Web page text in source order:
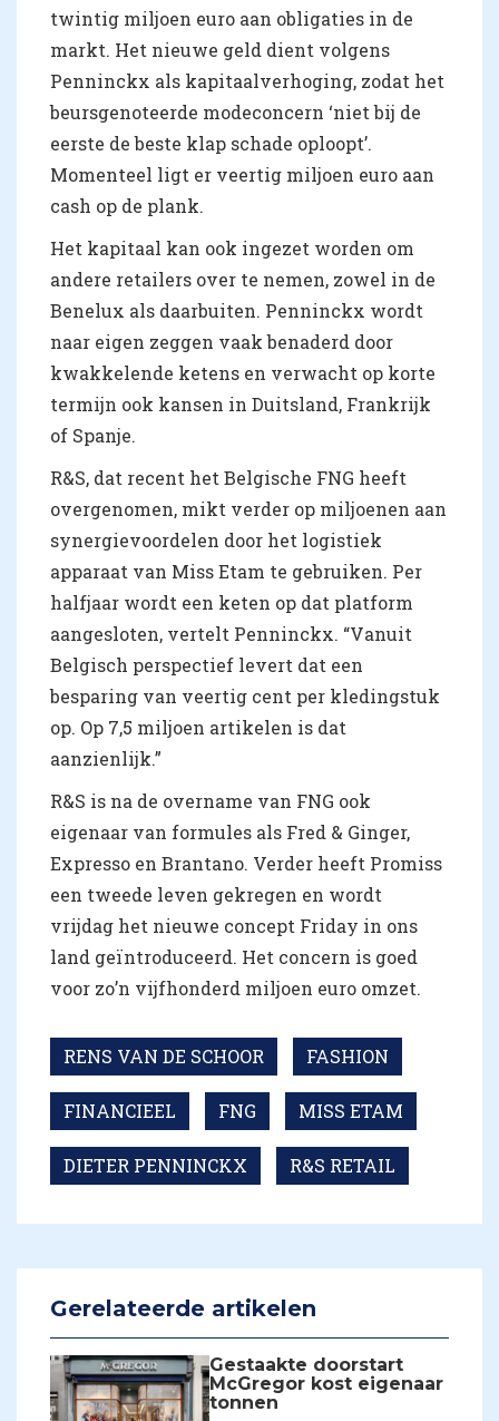
twintig miljoen euro aan obligaties in de
markt. Het nieuwe geld dient volgens
Penninckx als kapitaalverhoging, zodat het
beursgenoteerde modeconcern ‘niet bij de
eerste de beste klap schade oploopt’.
Momenteel ligt er veertig miljoen euro aan
cash op de plank.
Het kapitaal kan ook ingezet worden om
andere retailers over te nemen, zowel in de
Benelux als daarbuiten. Penninckx wordt
naar eigen zeggen vaak benaderd door
kwakkelende ketens en verwacht op korte
termijn ook kansen in Duitsland, Frankrijk
of Spanje.
R&S, dat recent het Belgische FNG heeft
overgenomen, mikt verder op miljoenen aan
synergievoordelen door het logistiek
apparaat van Miss Etam te gebruiken. Per
halfjaar wordt een keten op dat platform
aangesloten, vertelt Penninckx. “Vanuit
Belgisch perspectief levert dat een
besparing van veertig cent per kledingstuk
op. Op 7,5 miljoen artikelen is dat
aanzienlijk.”
R&S is na de overname van FNG ook
eigenaar van formules als Fred & Ginger,
Expresso en Brantano. Verder heeft Promiss
een tweede leven gekregen en wordt
vrijdag het nieuwe concept Friday in ons
land geïntroduceerd. Het concern is goed
voor zo’n vijfhonderd miljoen euro omzet.
RENS VAN DE SCHOOR FASHION
FINANCIEEL FNG MISS ETAM
DIETER PENNINCKX R&S RETAIL
Gerelateerde artikelen
Gestaakte doorstart
McGregor kost eigenaar
tonnen